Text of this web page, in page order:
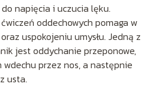
napięcia i uczucia lęku.
oddechowych pomaga w
uspokojeniu umysłu. Jedną z
jest oddychanie przeponowe,
wdechu przez nos, a następnie
usta.